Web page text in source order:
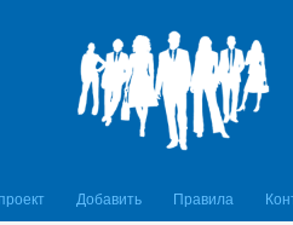
Добавить Правила